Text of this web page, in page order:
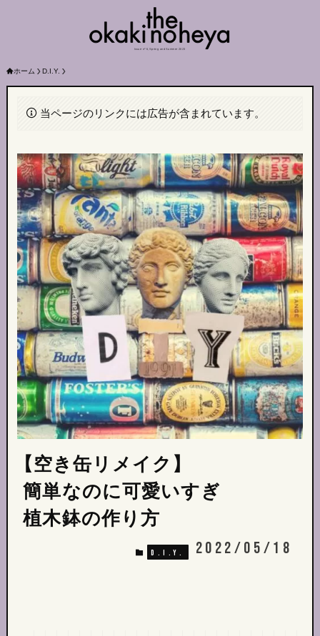
Issue nº 6, Spring and Summer 2023
ホーム D.I.Y.
当ページのリンクには広告が含まれています。
【空き缶リメイク】
簡単なのに可愛いすぎ
植木鉢の作り方
D.I.Y. 2022/05/18